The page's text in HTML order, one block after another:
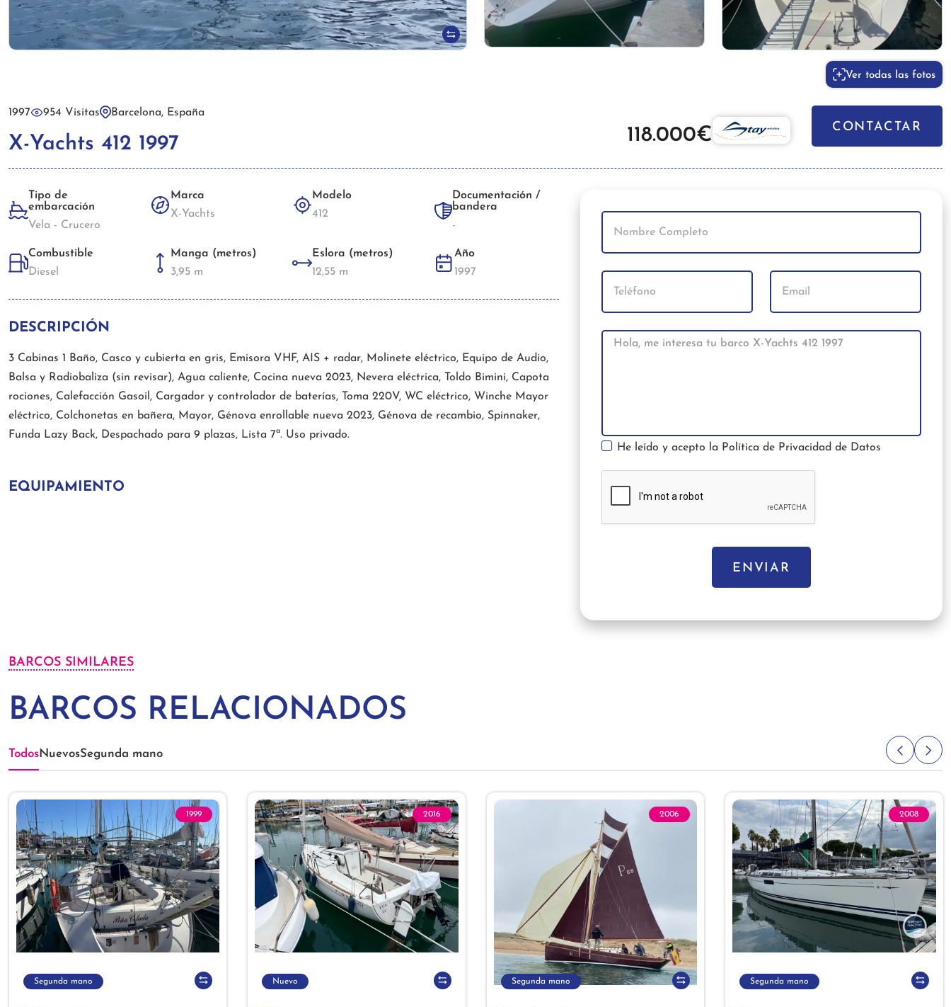
Ver todas las fotos
1997 954 Visitas Barcelona, España
X-Yachts 412 1997 118.000€ CONTACTAR
Tipo de
embarcación
Vela - Crucero
Marca
X-Yachts
Modelo
412
Documentación /
bandera
-
Combustible
Diesel
Manga (metros)
3,95 m
Eslora (metros)
12,55 m
Año
1997
DESCRIPCIÓN
3 Cabinas 1 Baño, Casco y cubierta en gris, Emisora VHF, AIS + radar, Molinete eléctrico, Equipo de Audio,
Balsa y Radiobaliza (sin revisar), Agua caliente, Cocina nueva 2023, Nevera eléctrica, Toldo Bimini, Capota
rociones, Calefacción Gasoil, Cargador y controlador de baterías, Toma 220V, WC eléctrico, Winche Mayor
eléctrico, Colchonetas en bañera, Mayor, Génova enrollable nueva 2023, Génova de recambio, Spinnaker,
Funda Lazy Back, Despachado para 9 plazas, Lista 7ª. Uso privado.
EQUIPAMIENTO
He leído y acepto la Política de Privacidad de Datos
ENVIAR
BARCOS SIMILARES
BARCOS RELACIONADOS
TodosNuevosSegunda mano
1999
Segunda mano
2016
Nuevo
2006
Segunda mano
2008
Segunda mano